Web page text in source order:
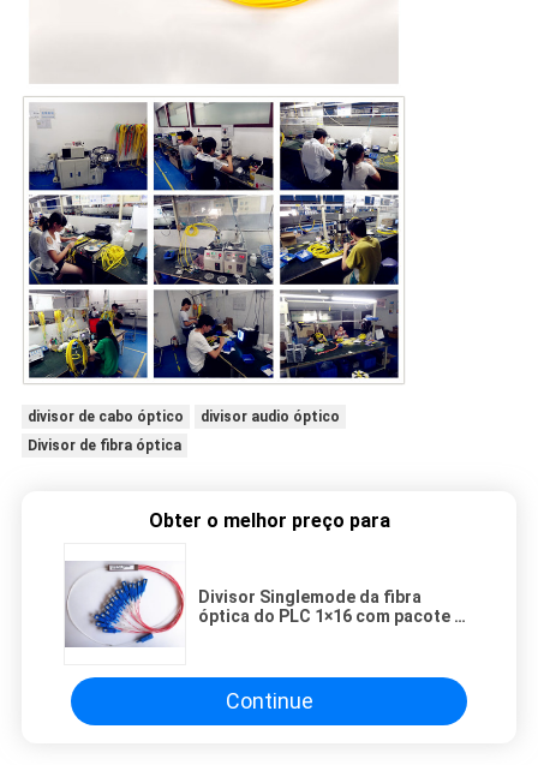
divisor de cabo óptico
divisor audio óptico
Divisor de fibra óptica
Obter o melhor preço para
Divisor Singlemode da fibra
óptica do PLC 1×16 com pacote de
Continue